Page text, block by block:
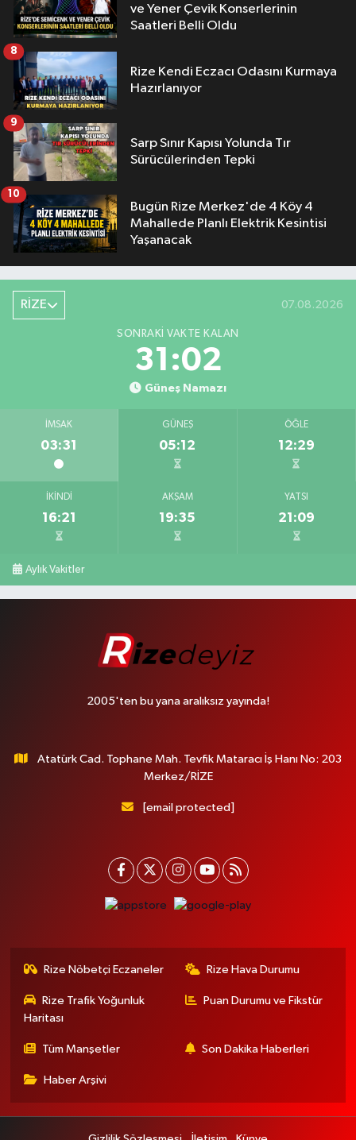
ve Yener Çevik Konserlerinin
Saatleri Belli Oldu
Rize Kendi Eczacı Odasını Kurmaya
Hazırlanıyor
8
Sarp Sınır Kapısı Yolunda Tır
Sürücülerinden Tepki
9
Bugün Rize Merkez'de 4 Köy 4
Mahallede Planlı Elektrik Kesintisi
Yaşanacak
10
RİZE 07.08.2026
SONRAKI VAKTE KALAN
31:02
Güneş Namazı
İMSAK
03:31
GÜNEŞ
05:12
ÖĞLE
12:29
İKINDI
16:21
AKŞAM
19:35
YATSI
21:09
Aylık Vakitler
2005'ten bu yana aralıksız yayında!
Atatürk Cad. Tophane Mah. Tevfik Mataracı İş Hanı No: 203
Merkez/RİZE
[email protected]
Rize Nöbetçi Eczaneler Rize Hava Durumu
Rize Trafik Yoğunluk
Haritası
Puan Durumu ve Fikstür
Tüm Manşetler Son Dakika Haberleri
Haber Arşivi